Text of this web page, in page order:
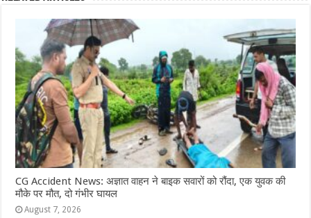
o
o
k
p
p
g
e
r
CG Accident News: अज्ञात वाहन ने बाइक सवारों को रौंदा, एक युवक की
मौके पर मौत, दो गंभीर घायल
August 7, 2026